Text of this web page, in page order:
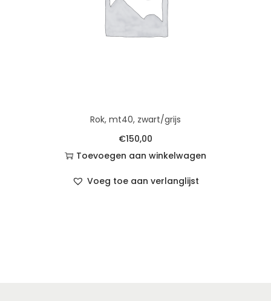
Rok, mt40, zwart/grijs
€150,00
Toevoegen aan winkelwagen
Voeg toe aan verlanglijst